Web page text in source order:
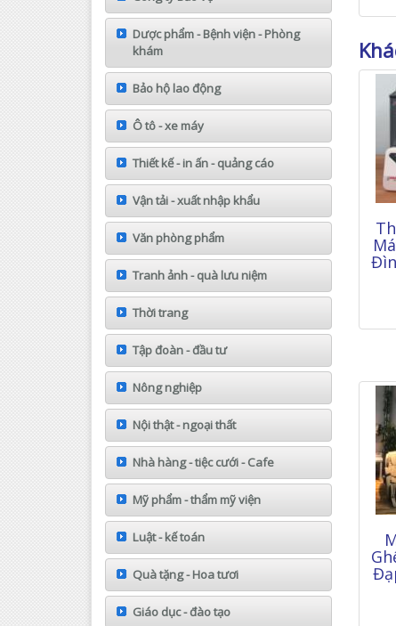
Dược phẩm - Bệnh viện - Phòng
khám
Bảo hộ lao động
Ô tô - xe máy
Thiết kế - in ấn - quảng cáo
Vận tải - xuất nhập khẩu
Văn phòng phẩm
Tranh ảnh - quà lưu niệm
Thời trang
Tập đoàn - đầu tư
Nông nghiệp
Nội thật - ngoại thất
Nhà hàng - tiệc cưới - Cafe
Mỹ phẩm - thẩm mỹ viện
Luật - kế toán
Quà tặng - Hoa tươi
Giáo dục - đào tạo